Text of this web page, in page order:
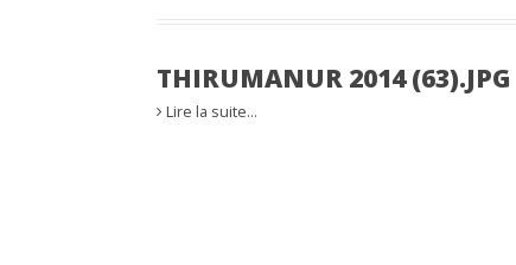
THIRUMANUR 2014 (63).JPG
Lire la suite…